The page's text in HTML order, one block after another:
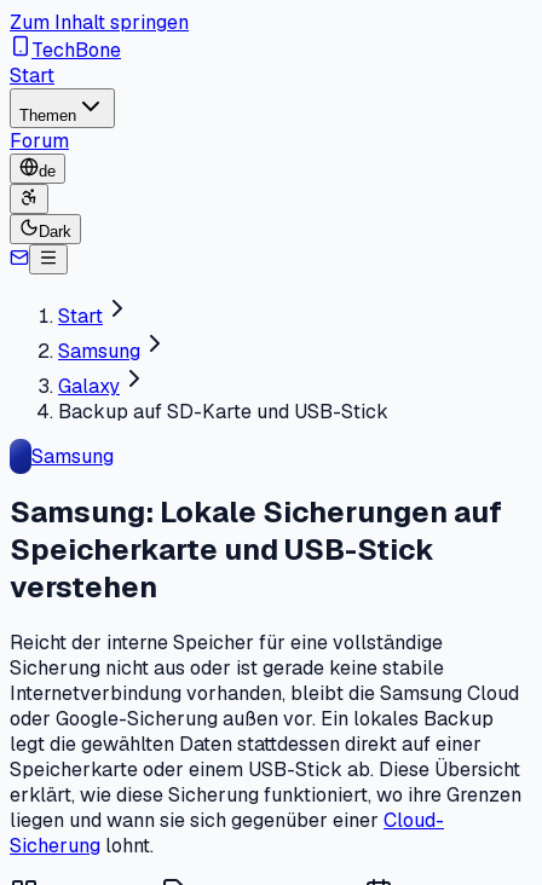
Zum Inhalt springen
TechBone
Start
Themen
Forum
de
Dark
Start
Samsung
Galaxy
Backup auf SD-Karte und USB-Stick
Samsung
Samsung: Lokale Sicherungen auf
Speicherkarte und USB-Stick
verstehen
Reicht der interne Speicher für eine vollständige
Sicherung nicht aus oder ist gerade keine stabile
Internetverbindung vorhanden, bleibt die Samsung Cloud
oder Google-Sicherung außen vor. Ein lokales Backup
legt die gewählten Daten stattdessen direkt auf einer
Speicherkarte oder einem USB-Stick ab. Diese Übersicht
erklärt, wie diese Sicherung funktioniert, wo ihre Grenzen
liegen und wann sie sich gegenüber einer Cloud-
Sicherung lohnt.